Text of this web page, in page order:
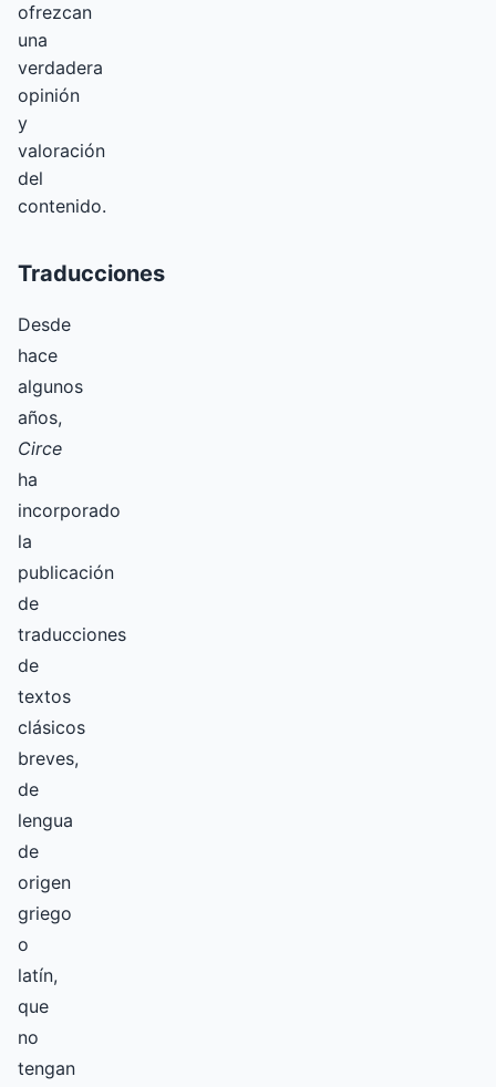
ofrezcan
una
verdadera
opinión
y
valoración
del
contenido.
Traducciones
Desde
hace
algunos
años,
Circe
ha
incorporado
la
publicación
de
traducciones
de
textos
clásicos
breves,
de
lengua
de
origen
griego
o
latín,
que
no
tengan